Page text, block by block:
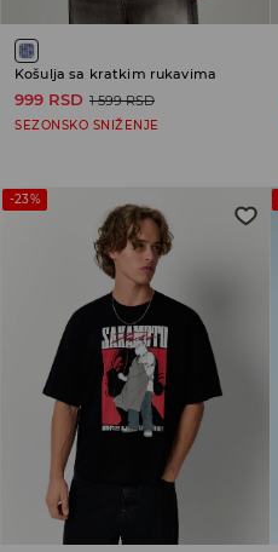
Košulja sa kratkim rukavima
999 RSD 1 599 RSD
SEZONSKO SNIŽENJE
-23%